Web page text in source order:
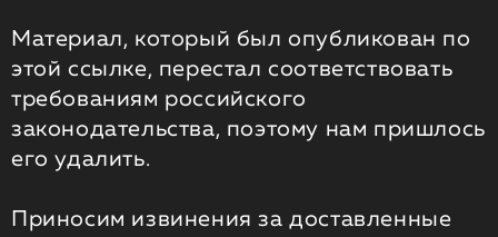
Материал, который был опубликован по
этой ссылке, перестал соответствовать
требованиям российского
законодательства, поэтому нам пришлось
его удалить.
Приносим извинения за доставленные